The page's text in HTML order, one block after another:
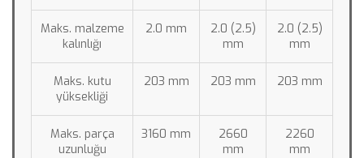
Maks. malzeme
kalınlığı
2.0 mm
2.0 (2.5)
mm
2.0 (2.5)
mm
Maks. kutu
yüksekliği
203 mm 203 mm 203 mm
Maks. parça
uzunluğu
3160 mm
2660
mm
2260
mm